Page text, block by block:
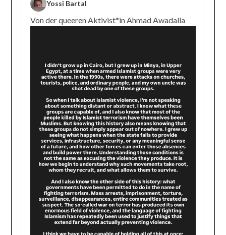
Yossi Bartal
Von der queeren Aktivist*in Ahmad Awadalla